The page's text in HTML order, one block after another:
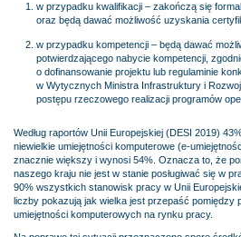
w przypadku kwalifikacji – zakończą się
oraz będą dawać możliwość uzyskania
w przypadku kompetencji – będą dawać
potwierdzającego nabycie kompetencji,
o dofinansowanie projektu lub regulaminie
w Wytycznych Ministra Infrastruktury i
postępu rzeczowego realizacji programów
Według raportów Unii Europejskiej (DESI 2019)
niewielkie umiejętności komputerowe (e-
znacznie większy i wynosi 54%. Oznacza to, że
naszego kraju nie jest w stanie posługiwać się w
90% wszystkich stanowisk pracy w Unii
liczby pokazują jak wielka jest przepaść pomiędzy
umiejętności komputerowych na rynku pracy.